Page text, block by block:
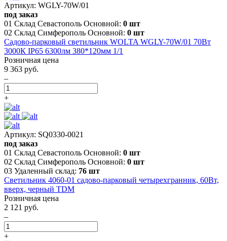
Артикул: WGLY-70W/01
под заказ
01 Склад Севастополь Основной: 0 шт
02 Склад Симферополь Основной: 0 шт
Cадово-парковый светильник WOLTA WGLY-70W/01 70Вт
3000К IP65 6300лм 380*120мм 1/1
Розничная цена
9 363 руб.
–
+
Артикул: SQ0330-0021
под заказ
01 Склад Севастополь Основной: 0 шт
02 Склад Симферополь Основной: 0 шт
03 Удаленный склад: 76 шт
Светильник 4060-01 садово-парковый четырехгранник, 60Вт,
вверх, черный TDM
Розничная цена
2 121 руб.
–
+